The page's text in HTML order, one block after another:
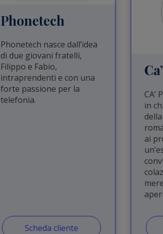
Phonetech
Phonetech nasce dall’idea
di due giovani fratelli,
Filippo e Fabio,
intraprendenti e con una
forte passione per la
telefonia.
Scheda cliente
CA’
in
ai